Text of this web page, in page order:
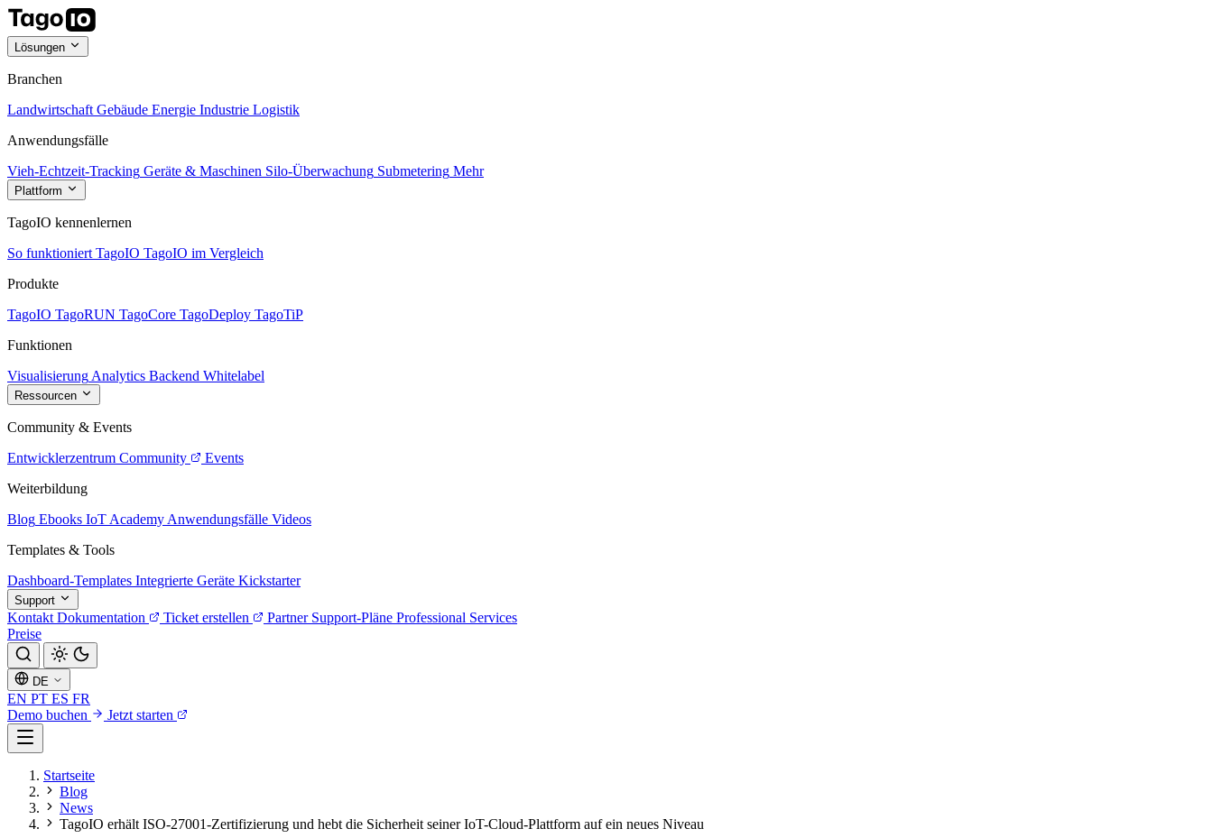
Lösungen
Branchen
Landwirtschaft Gebäude Energie Industrie Logistik
Anwendungsfälle
Vieh-Echtzeit-Tracking Geräte & Maschinen Silo-Überwachung Submetering Mehr
Plattform
TagoIO kennenlernen
So funktioniert TagoIO TagoIO im Vergleich
Produkte
TagoIO TagoRUN TagoCore TagoDeploy TagoTiP
Funktionen
Visualisierung Analytics Backend Whitelabel
Ressourcen
Community & Events
Entwicklerzentrum Community
Events
Weiterbildung
Blog Ebooks IoT Academy Anwendungsfälle Videos
Templates & Tools
Dashboard-Templates Integrierte Geräte Kickstarter
Support
Kontakt Dokumentation Ticket erstellen Partner Support-Pläne Professional Services
Preise
DE
EN PT ES FR
Demo buchen
Jetzt starten
Startseite
Blog
News
TagoIO erhält ISO-27001-Zertifizierung und hebt die Sicherheit seiner IoT-Cloud-Plattform auf ein neues Niveau